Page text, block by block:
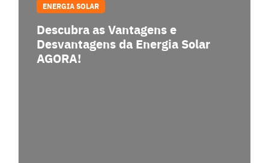
ENERGIA SOLAR
Descubra as Vantagens e
Desvantagens da Energia Solar
AGORA!